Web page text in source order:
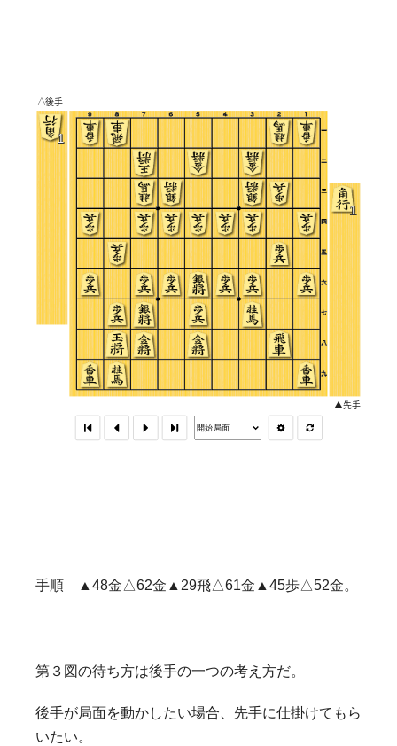
手順 ▲48金△62金▲29飛△61金▲45歩△52金。
第３図の待ち方は後手の一つの考え方だ。
後手が局面を動かしたい場合、先手に仕掛けてもら
いたい。